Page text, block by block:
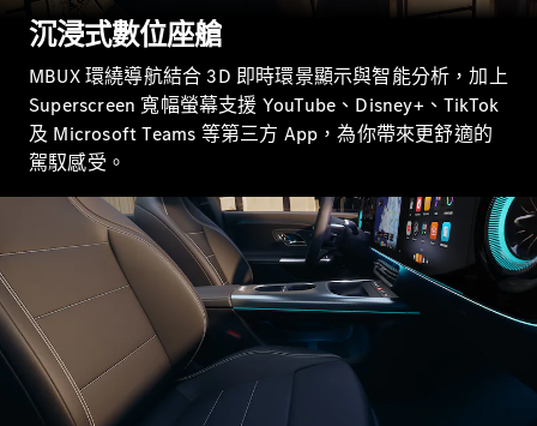
EQA
電動
EQE
SUV
電動
EQS
電動
Maybach
EQS SUV
電動
GLA
GLB
新 電動
GLB 新
GLC
GLC Coupé
GLE
GLE Coupé
沉浸式數位座艙
MBUX 環繞導航結合 3D 即時環景顯示與智能分析，加上
Superscreen 寬幅螢幕支援 YouTube、Disney+、TikTok
及 Microsoft Teams 等第三方 App，為你帶來更舒適的
駕馭感受。​